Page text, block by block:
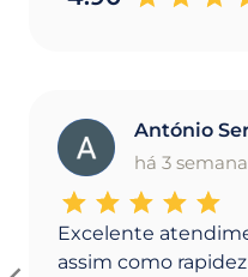
A
António
há 3
Excelente
assim como